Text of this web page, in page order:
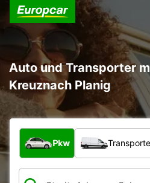
Auto und Transporter
Kreuznach Planig
Welche Art von Fahrzeug?
Pkw